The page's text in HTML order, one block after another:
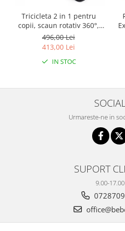
Tricicleta 2 in 1 pentru
copii, scaun rotativ 360°,
roti din spuma EVA, Ecotoys
WQL-066-52
496,00 Lei
413,00 Lei
IN STOC
Urmareste-ne in
SUPORT
9.00-17.00